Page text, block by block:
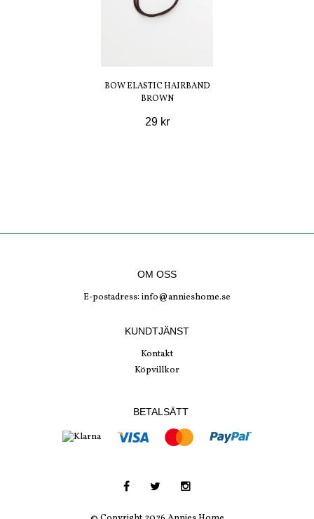
BOW ELASTIC HAIRBAND
BROWN
29 kr
OM OSS
E-postadress: info@annieshome.se
KUNDTJÄNST
Kontakt
Köpvillkor
BETALSÄTT